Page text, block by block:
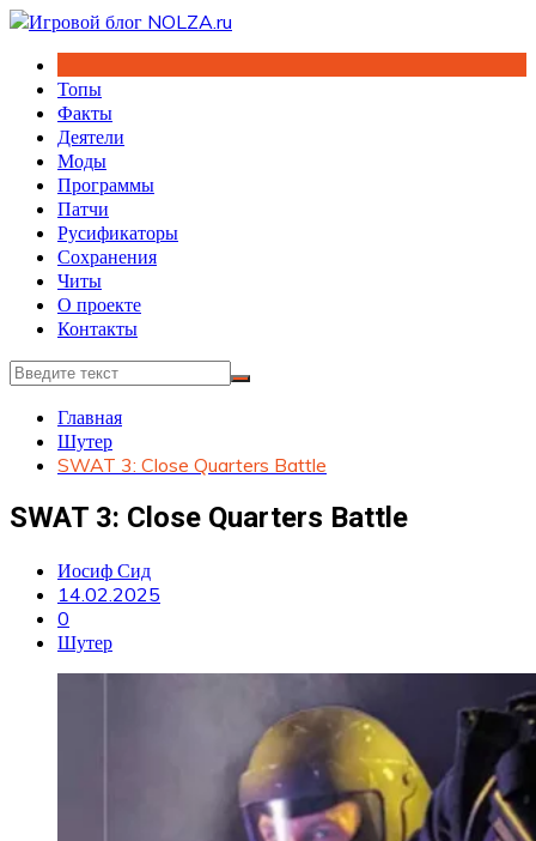
Перейти
содержимому
Топы
Факты
Деятели
Моды
Программы
Патчи
Русификаторы
Сохранения
Читы
О проекте
Контакты
Главная
Шутер
SWAT 3: Close Quarters Battle
SWAT 3: Close Quarters Battle
Иосиф Сид
14.02.2025
0
Шутер